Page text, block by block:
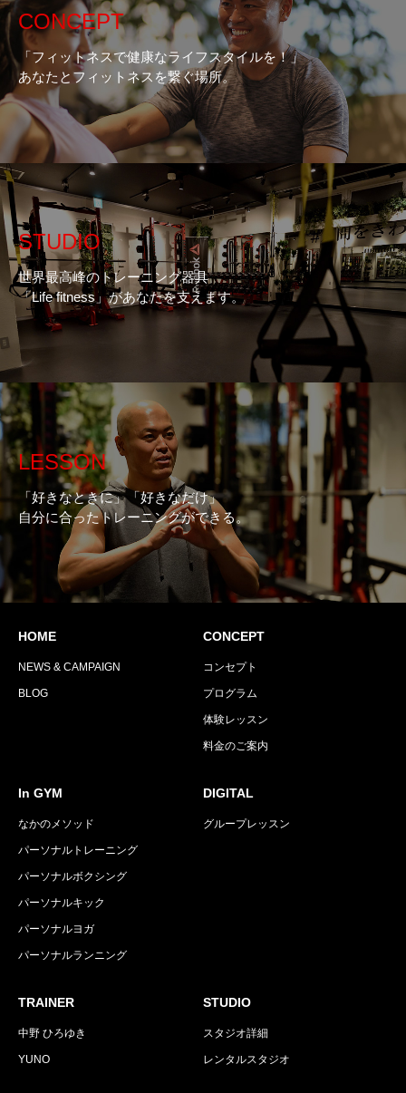
CONCEPT
「フィットネスで健康なライフスタイルを！」
あなたとフィットネスを繋ぐ場所。
STUDIO
世界最高峰のトレーニング器具
「Life fitness」があなたを支えます。
LESSON
「好きなときに」「好きなだけ」
自分に合ったトレーニングができる。
HOME
NEWS & CAMPAIGN
BLOG
CONCEPT
コンセプト
プログラム
体験レッスン
料金のご案内
In GYM
なかのメソッド
パーソナルトレーニング
パーソナルボクシング
パーソナルキック
パーソナルヨガ
パーソナルランニング
DIGITAL
グループレッスン
TRAINER
中野 ひろゆき
YUNO
STUDIO
スタジオ詳細
レンタルスタジオ